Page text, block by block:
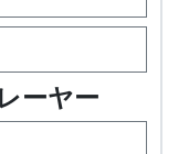
ーヤー